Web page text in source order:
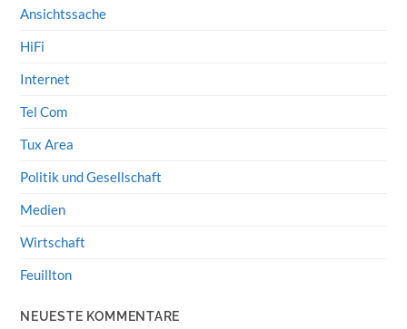
Ansichtssache
HiFi
Internet
Tel Com
Tux Area
Politik und Gesellschaft
Medien
Wirtschaft
Feuillton
NEUESTE KOMMENTARE